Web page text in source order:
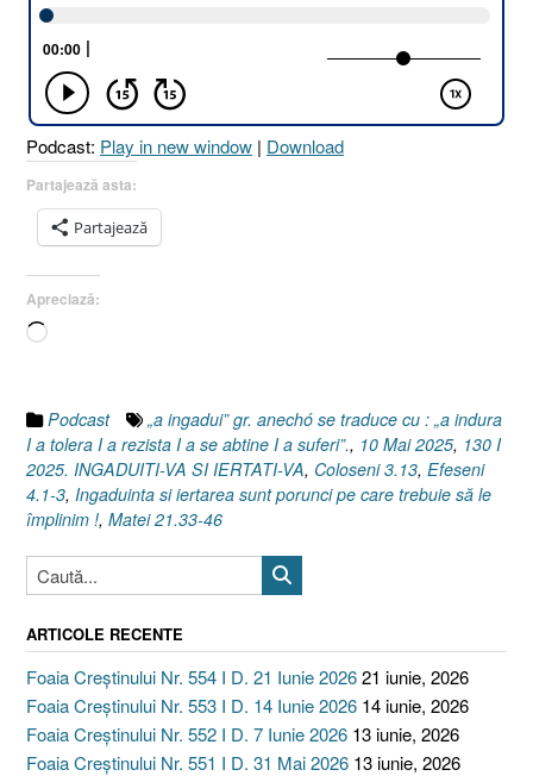
IERTAȚI-
VĂ
[Coloseni
3.13
2025”
Podcast: Play in new window | Download
Partajează asta:
Partajează
Apreciază:
Încarc...
Podcast
„a ingadui” gr. anechó se traduce cu : „a indura
I a tolera I a rezista I a se abtine I a suferi”., 10 Mai 2025, 130 I
2025. INGADUITI-VA SI IERTATI-VA, Coloseni 3.13, Efeseni
4.1-3, Ingaduinta si iertarea sunt porunci pe care trebuie să le
împlinim !, Matei 21.33-46
ARTICOLE RECENTE
Foaia Creștinului Nr. 554 I D. 21 Iunie 202621 iunie, 2026
Foaia Creștinului Nr. 553 I D. 14 Iunie 2026 14 iunie, 2026
Foaia Creștinului Nr. 552 I D. 7 Iunie 2026 13 iunie, 2026
Foaia Creștinului Nr. 551 I D. 31 Mai 2026 13 iunie, 2026